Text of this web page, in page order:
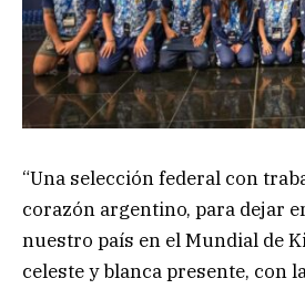
“Una selección federal con
corazón argentino, para dejar
nuestro país en el Mundial de
celeste y blanca presente, con